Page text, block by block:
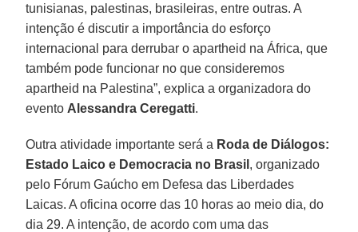
tunisianas, palestinas, brasileiras, entre outras. A
intenção é discutir a importância do esforço
internacional para derrubar o apartheid na África, que
também pode funcionar no que consideremos
apartheid na Palestina”, explica a organizadora do
evento Alessandra Ceregatti.
Outra atividade importante será a Roda de Diálogos:
Estado Laico e Democracia no Brasil , organizado
pelo Fórum Gaúcho em Defesa das Liberdades
Laicas. A oficina ocorre das 10 horas ao meio dia, do
dia 29. A intenção, de acordo com uma das